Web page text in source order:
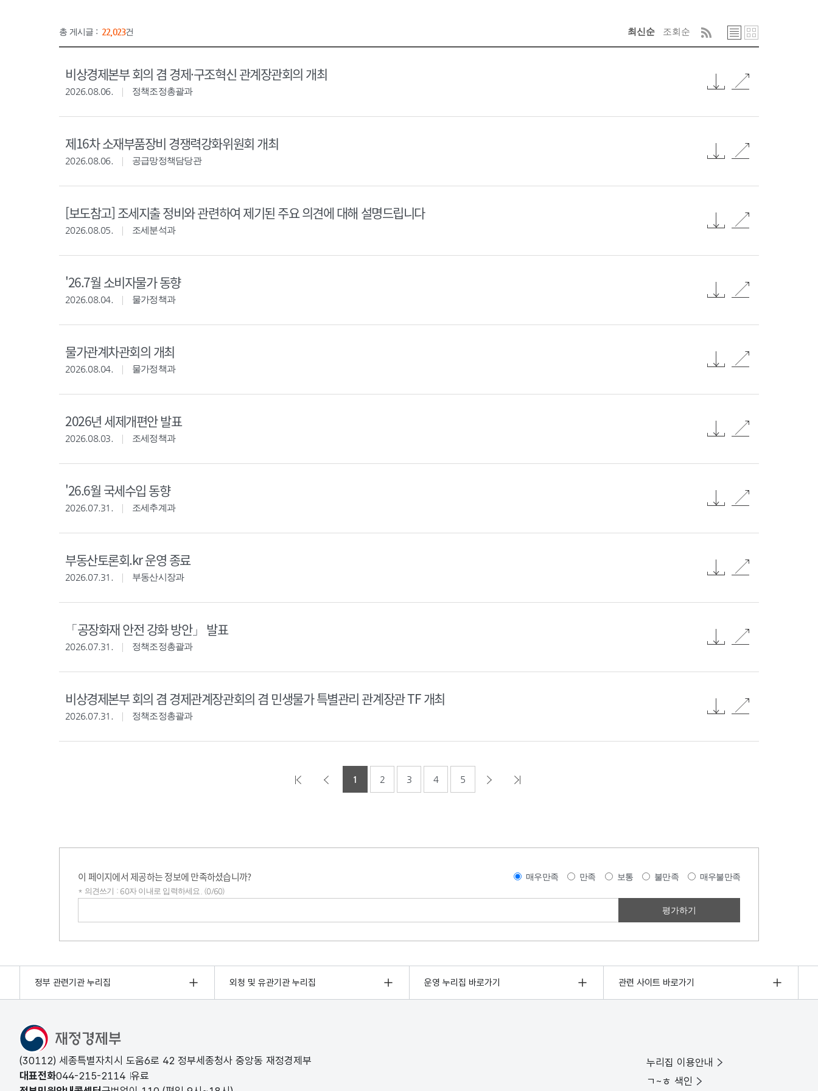
총 게시글 : 22,023건 최신순 조회순
비상경제본부 회의 겸 경제·구조혁신 관계장관회의 개최
2026.08.06. 정책조정총괄과
제16차 소재부품장비 경쟁력강화위원회 개최
2026.08.06. 공급망정책담당관
[보도참고] 조세지출 정비와 관련하여 제기된 주요 의견에 대해 설명드립니다
2026.08.05. 조세분석과
'26.7월 소비자물가 동향
2026.08.04. 물가정책과
물가관계차관회의 개최
2026.08.04. 물가정책과
2026년 세제개편안 발표
2026.08.03. 조세정책과
'26.6월 국세수입 동향
2026.07.31. 조세추계과
부동산토론회.kr 운영 종료
2026.07.31. 부동산시장과
「공장화재 안전 강화 방안」 발표
2026.07.31. 정책조정총괄과
비상경제본부 회의 겸 경제관계장관회의 겸 민생물가 특별관리 관계장관 TF 개최
2026.07.31. 정책조정총괄과
1 2 3 4 5
이 페이지에서 제공하는 정보에 만족하셨습니까? 매우만족 만족 보통 불만족 매우불만족
* 의견쓰기 : 60자 이내로 입력하세요. (0/60)
정부 관련기관 누리집 외청 및 유관기관 누리집 운영 누리집 바로가기 관련 사이트 바로가기
(30112) 세종특별자치시 도움6로 42 정부세종청사 중앙동 재정경제부
대표전화044-215-2114 유료
누리집 이용안내
ㄱ~ㅎ 색인